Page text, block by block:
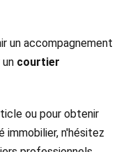
un accompagnement
courtier
ou pour obtenir
immobilier, n'hésitez